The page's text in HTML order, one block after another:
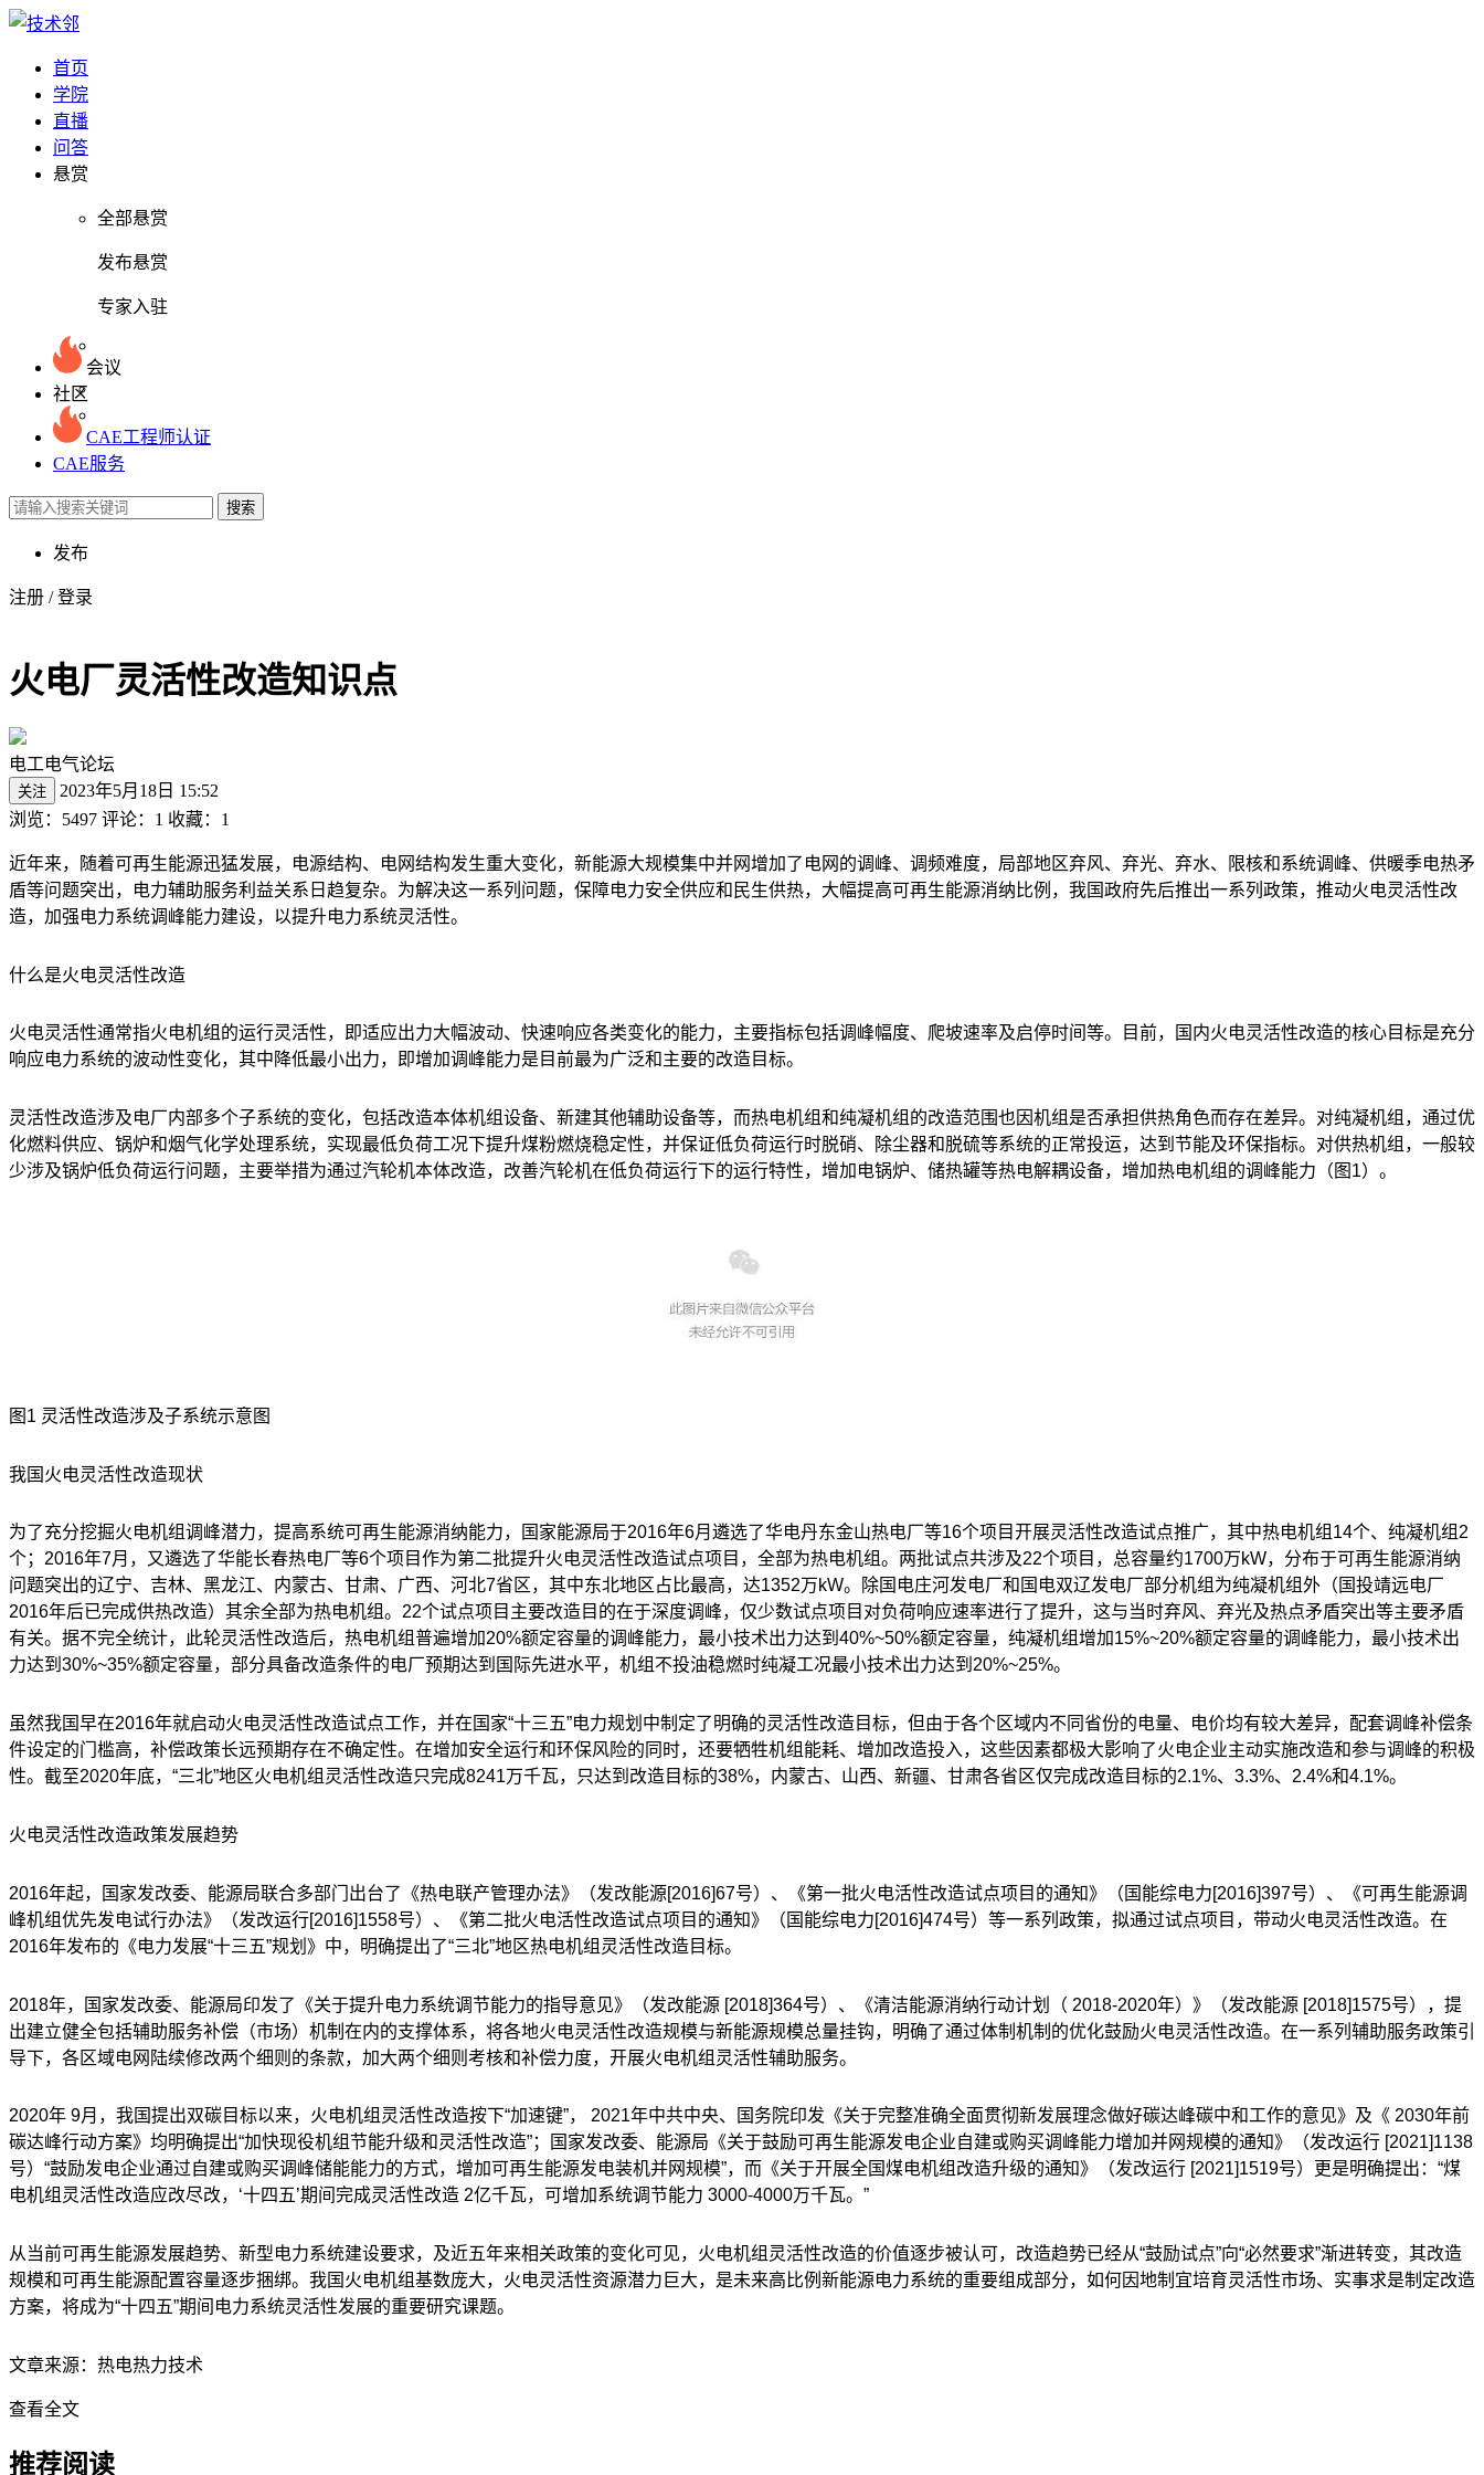
首页
学院
直播
问答
悬赏
全部悬赏
发布悬赏
专家入驻
会议
社区
CAE工程师认证
CAE服务
搜索
发布
注册 /登录
火电厂灵活性改造知识点
电工电气论坛
关注
2023年5月18日 15:52
浏览：5497 评论：1 收藏：1
近年来，随着可再生能源迅猛发展，电源结构、电网结构发生重大变化，新能源大规模集中并网增加了电网的调峰、调频难度，局部地区弃风、弃光、弃水、限核和系统调峰、供暖季电热矛
盾等问题突出，电力辅助服务利益关系日趋复杂。为解决这一系列问题，保障电力安全供应和民生供热，大幅提高可再生能源消纳比例，我国政府先后推出一系列政策，推动火电灵活性改
造，加强电力系统调峰能力建设，以提升电力系统灵活性。
什么是火电灵活性改造
火电灵活性通常指火电机组的运行灵活性，即适应出力大幅波动、快速响应各类变化的能力，主要指标包括调峰幅度、爬坡速率及启停时间等。目前，国内火电灵活性改造的核心目标是充分
响应电力系统的波动性变化，其中 降低最小出力，即增加调峰能力是目前最为广泛和主要的改造目标。
灵活性改造涉及电厂内部多个子系统的变化，包括改造本体机组设备、新建其他辅助设备等，而热电机组和纯凝机组的改造范围也因机组是否承担供热角色而存在差异。对纯凝机组，通过优
化燃料供应、锅炉和烟气化学处理系统，实现最低负荷工况下提升煤粉燃烧稳定性，并保证低负荷运行时脱硝、除尘器和脱硫等系统的正常投运，达到节能及环保指标。对供热机组，一般较
少涉及锅炉低负荷运行问题，主要举措为通过汽轮机本体改造，改善汽轮机在低负荷运行下的运行特性，增加电锅炉、储热罐等热电解耦设备，增加热电机组的调峰能力（图 1）。
图1 灵活性改造涉及子系统示意图
我国火电灵活性改造现状
为了充分挖掘火电机组调峰潜力，提高系统可再生能源消纳能力，国家能源局于2016年6月遴选了华电丹东金山热电厂等16个项目开展灵活性改造试点推广，其中热电机组 14个、纯凝机组2
个； 2016年7月，又遴选了华能长春热电厂等6个项目作为第二批提升火电灵活性改造试点项目，全部为热电机组。两批试点共涉及22个项目，总容量约1700万 kW，分布于可再生能源消纳
问题突出的辽宁、吉林、黑龙江、内蒙古、甘肃、广西、河北7省区，其中东北地区占比最高，达1352万 kW。除国电庄河发电厂和国电双辽发电厂部分机组为纯凝机组外（国投靖远电厂
2016年后已完成供热改造）其余全部为热电机组。 22个试点项目主要改造目的在于深度调峰，仅少数试点项目对负荷响应速率进行了提升，这与当时弃风、弃光及热点矛盾突出等主要矛盾
有关。据不完全统计，此轮灵活性改造后，热电机组普遍增加20%额定容量的调峰能力，最小技术出力达到 40%~50%额定容量，纯凝机组增加15%~20%额定容量的调峰能力，最小技术出
力达到 30%~35%额定容量，部分具备改造条件的电厂预期达到国际先进水平，机组不投油稳燃时纯凝工况最小技术出力达到 20%~25%。
虽然我国早在2016年就启动火电灵活性改造试点工作，并在国家“十三五”电力规划中制定了明确的灵活性改造目标，但由于各个区域内不同省份的电量、电价均有较大差异，配套调峰补偿条
件设定的门槛高，补偿政策长远预期存在不确定性。在增加安全运行和环保风险的同时，还要牺牲机组能耗、增加改造投入，这些因素都极大影响了火电企业主动实施改造和参与调峰的积极
性。截至2020年底， “三北”地区火电机组灵活性改造只完成8241万千瓦，只达到改造目标的38%，内蒙古、山西、新疆、甘肃各省区仅完成改造目标的2.1%、 3.3%、 2.4%和4.1%。
火电灵活性改造政策发展趋势
2016年起，国家发改委、能源局联合多部门出台了《热电联产管理办法》（发改能源[2016]67号）、《第一批火电活性改造试点项目的通知》（国能综电力[2016]397号）、《可再生能源调
峰机组优先发电试行办法》（发改运行[2016]1558号）、《第二批火电活性改造试点项目的通知》（国能综电力[2016]474号）等一系列政策，拟通过试点项目，带动火电灵活性改造。在
2016年发布的《电力发展“十三五”规划》中，明确提出了“三北”地区热电机组灵活性改造目标。
2018年，国家发改委、能源局印发了《关于提升电力系统调节能力的指导意见》（发改能源 [2018]364号）、《清洁能源消纳行动计划（ 2018-2020年）》（发改能源 [2018]1575号），提
出建立健全包括辅助服务补偿（市场）机制在内的支撑体系，将各地火电灵活性改造规模与新能源规模总量挂钩，明确了通过体制机制的优化鼓励火电灵活性改造。在一系列辅助服务政策引
导下，各区域电网陆续修改两个细则的条款，加大两个细则考核和补偿力度，开展火电机组灵活性辅助服务。
2020年 9月，我国提出双碳目标以来，火电机组灵活性改造按下“加速键”， 2021年中共中央、国务院印发《关于完整准确全面贯彻新发展理念做好碳达峰碳中和工作的意见》及《 2030年前
碳达峰行动方案》均明确提出“加快现役机组节能升级和灵活性改造”；国家发改委、能源局《关于鼓励可再生能源发电企业自建或购买调峰能力增加并网规模的通知》（发改运行 [2021]1138
号）“鼓励发电企业通过自建或购买调峰储能能力的方式，增加可再生能源发电装机并网规模”，而《关于开展全国煤电机组改造升级的通知》（发改运行 [2021]1519号）更是明确提出：“煤
电机组灵活性改造应改尽改，‘十四五’期间完成灵活性改造 2亿千瓦，可增加系统调节能力 3000-4000万千瓦。”
从当前可再生能源发展趋势、新型电力系统建设要求，及近五年来相关政策的变化可见，火电机组灵活性改造的价值逐步被认可，改造趋势已经从“鼓励试点”向“必然要求”渐进转变，其改造
规模和可再生能源配置容量逐步捆绑。我国火电机组基数庞大，火电灵活性资源潜力巨大，是未来高比例新能源电力系统的重要组成部分，如何因地制宜培育灵活性市场、实事求是制定改造
方案，将成为“十四五”期间电力系统灵活性发展的重要研究课题。
文章来源：热电热力技术
查看全文
推荐阅读